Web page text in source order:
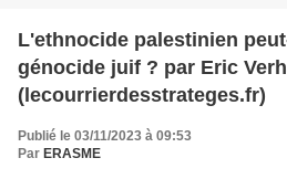
L'ethnocide palestinien
génocide juif ? par Eric
(lecourrierdesstrateges.fr)
Publié le 03/11/2023 à 09:53
Par ERASME